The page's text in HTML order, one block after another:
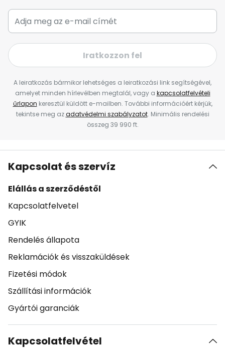
Iratkozzon fel
A leiratkozás bármikor lehetséges a leiratkozási link segítségével,
amelyet minden hírlevélben megtalál, vagy a kapcsolatfelvételi
űrlapon keresztül küldött e-mailben. További információért kérjük,
tekintse meg azadatvédelmi szabályzatot. Minimális rendelési
összeg 39 990 ft.
Kapcsolat és szervíz
Elállás a szerződéstől
Kapcsolatfelvetel
GYIK
Rendelés állapota
Reklamációk és visszaküldések
Fizetési módok
Szállítási információk
Gyártói garanciák
Kapcsolatfelvétel